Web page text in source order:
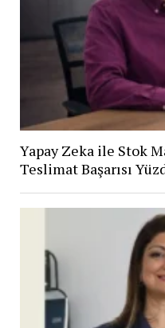
Yapay Zeka ile Stok
Teslimat Başarısı